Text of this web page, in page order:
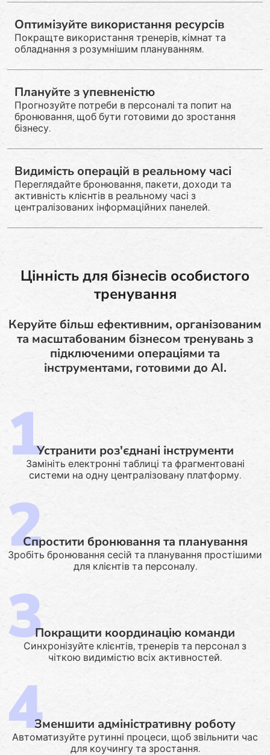
Оптимізуйте використання ресурсів
Покращте використання тренерів, кімнат та
обладнання з розумнішим плануванням.
Плануйте з упевненістю
Прогнозуйте потреби в персоналі та попит на
бронювання, щоб бути готовими до зростання
бізнесу.
Видимість операцій в реальному часі
Переглядайте бронювання, пакети, доходи та
активність клієнтів в реальному часі з
централізованих інформаційних панелей.
Цінність для бізнесів особистого
тренування
Керуйте більш ефективним, організованим
та масштабованим бізнесом тренувань з
підключеними операціями та
інструментами, готовими до AI.
Устранити роз'єднані інструменти
Замініть електронні таблиці та фрагментовані
системи на одну централізовану платформу.
Спростити бронювання та планування
Зробіть бронювання сесій та планування простішими
для клієнтів та персоналу.
Покращити координацію команди
Синхронізуйте клієнтів, тренерів та персонал з
чіткою видимістю всіх активностей.
Зменшити адміністративну роботу
Автоматизуйте рутинні процеси, щоб звільнити час
для коучингу та зростання.